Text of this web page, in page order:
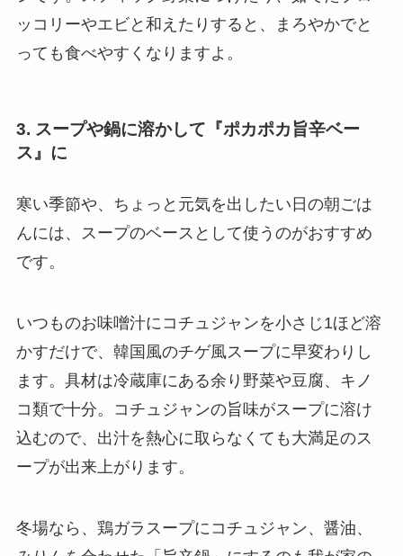
ッコリーやエビと和えたりすると、まろやかでと
っても食べやすくなりますよ。
3. スープや鍋に溶かして『ポカポカ旨辛ベー
ス』に
寒い季節や、ちょっと元気を出したい日の朝ごは
んには、スープのベースとして使うのがおすすめ
です。
いつものお味噌汁にコチュジャンを小さじ1ほど溶
かすだけで、韓国風のチゲ風スープに早変わりし
ます。具材は冷蔵庫にある余り野菜や豆腐、キノ
コ類で十分。コチュジャンの旨味がスープに溶け
込むので、出汁を熱心に取らなくても大満足のス
ープが出来上がります。
冬場なら、鶏ガラスープにコチュジャン、醤油、